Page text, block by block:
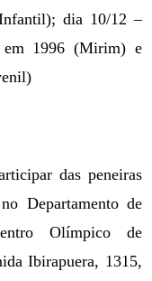
dia 10/12 –
1996 (Mirim) e
das peneiras
Departamento de
Olímpico de
Ibirapuera, 1315,